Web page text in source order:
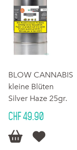
BLOW CANNABIS
kleine Blüten
Silver Haze 25gr.
CHF 49.90
 